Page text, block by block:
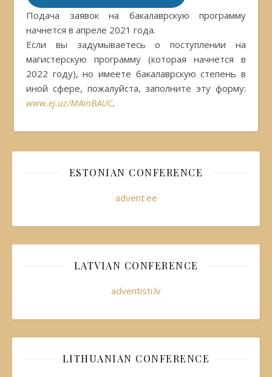
Подача заявок на бакалаврскую программу
начнется в апреле 2021 года.
Если вы задумываетесь о поступлении на
магистерскую программу (которая начнется в
2022 году), но имеете бакалаврскую степень в
иной сфере, пожалуйста, заполните эту форму:
www.ej.uz/MAinBAUC.
ESTONIAN CONFERENCE
advent.ee
LATVIAN CONFERENCE
adventisti.lv
LITHUANIAN CONFERENCE